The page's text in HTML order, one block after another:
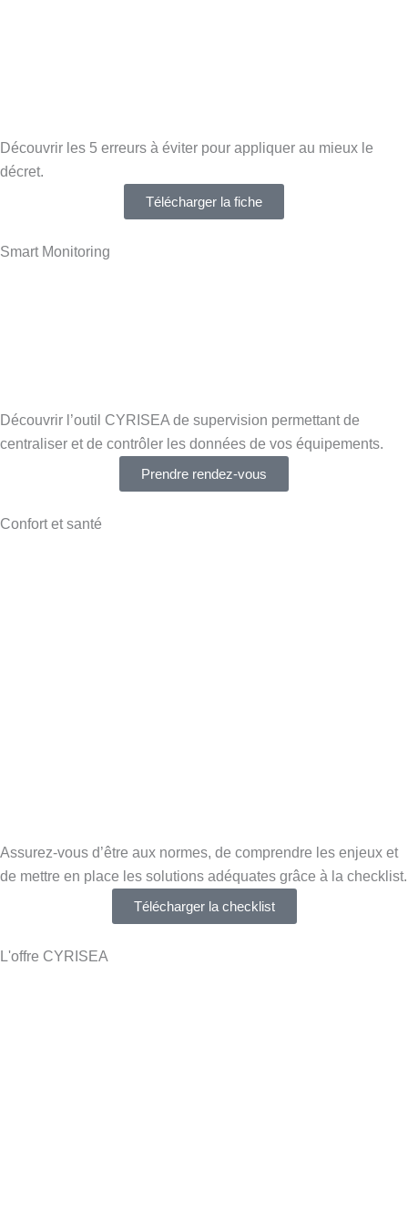
Découvrir les 5 erreurs à éviter pour appliquer au mieux le
décret.
Télécharger la fiche
Smart Monitoring
Découvrir l’outil CYRISEA de supervision permettant de
centraliser et de contrôler les données de vos équipements.
Prendre rendez-vous
Confort et santé
Assurez-vous d’être aux normes, de comprendre les enjeux et
de mettre en place les solutions adéquates grâce à la checklist.
Télécharger la checklist
L'offre CYRISEA